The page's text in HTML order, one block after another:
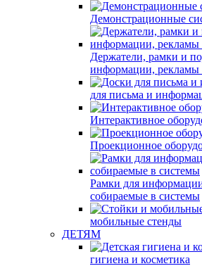
Демонстрационные
Держатели, рамки и
информации, рекламы
для письма и
Интерактивное
Проекционное
Рамки для
собираемые в системы
мобильные стенды
ДЕТЯМ
гигиена и косметика